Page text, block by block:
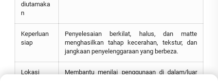
diutamaka
n
Keperluan
siap
Penyelesaian berkilat, halus, dan matte
menghasilkan tahap kecerahan, tekstur, dan
jangkaan penyelenggaraan yang berbeza.
Lokasi
Membantu menilai penggunaan di dalam/luar